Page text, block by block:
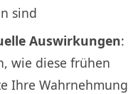
sind
Auswirkungen:
wie diese frühen
Ihre Wahrnehmung